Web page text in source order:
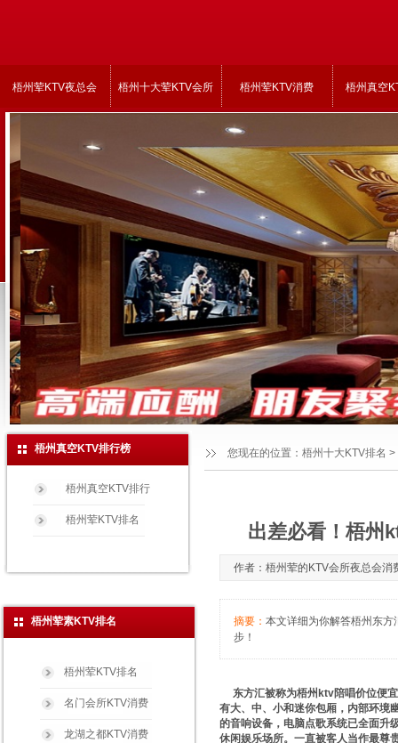
梧州荤KTV夜总会 梧州十大荤KTV会所 梧州荤KTV消费 梧州真空
您现在的位置： 梧州十大KTV排名 >
梧州真空KTV排行榜
梧州真空KTV排行
梧州荤KTV排名
出差必看！梧州
作者：梧州荤的KTV会所夜总会
摘要： 本文详细为你解答梧州东
步！
东方汇被称为梧州ktv陪唱价位便宜
有大、中、小和迷你包厢，内部环境
的音响设备，电脑点歌系统已全面升
休闲娱乐场所。一直被客人当作最尊
梧州荤素KTV排名
梧州荤KTV排名
名门会所KTV消费
龙湖之都KTV消费